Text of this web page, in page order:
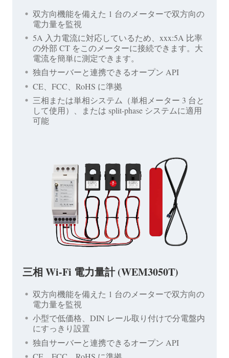
双方向機能を備えた 1 台のメーターで双方向の
電力量を監視
5A 入力電流に対応しているため、xxx:5A 比率
の外部 CT をこのメーターに接続できます。大
電流を簡単に測定できます。
独自サーバーと連携できるオープン API
CE、FCC、RoHS に準拠
三相または単相システム（単相メーター 3 台と
して使用）、または split-phase システムに適用
可能
三相 Wi-Fi 電力量計 (WEM3050T)
双方向機能を備えた 1 台のメーターで双方向の
電力量を監視
小型で低価格、DIN レール取り付けで分電盤内
にすっきり設置
独自サーバーと連携できるオープン API